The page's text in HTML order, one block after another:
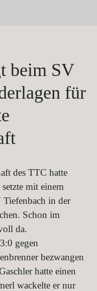
beim SV
für
des TTC hatte
mit einem
in der
Schon im
da.
gegen
bezwangen
hatte einen
wackelte er nur